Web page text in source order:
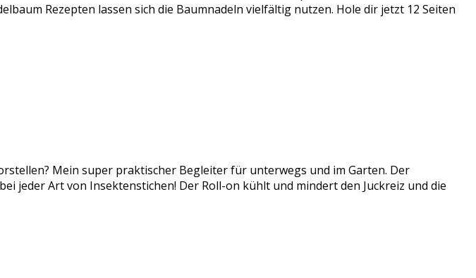
Rezepten lassen sich die Baumnadeln vielfältig nutzen. Hole dir jetzt 12 Seiten
Mein super praktischer Begleiter für unterwegs und im Garten. Der
jeder Art von Insektenstichen! Der Roll-on kühlt und mindert den Juckreiz und die